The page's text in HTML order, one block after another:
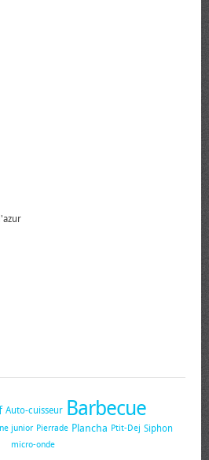
Auto-cuisseur Barbecue
junior Pierrade Plancha Ptit-Dej Siphon
micro-onde